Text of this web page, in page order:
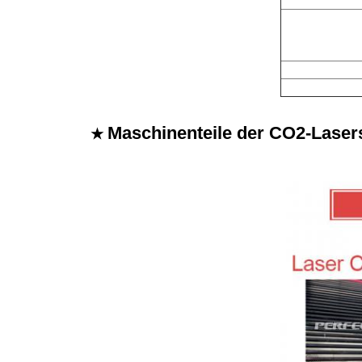
★ Maschinenteile der CO2-